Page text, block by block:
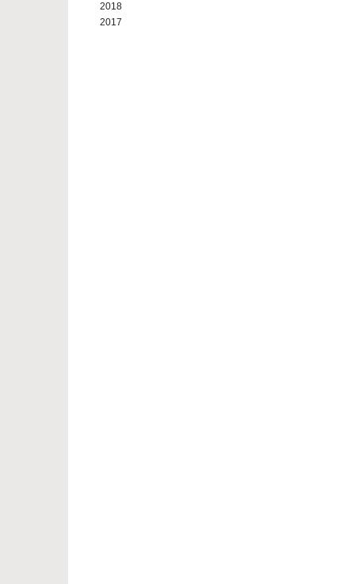
2018
2017